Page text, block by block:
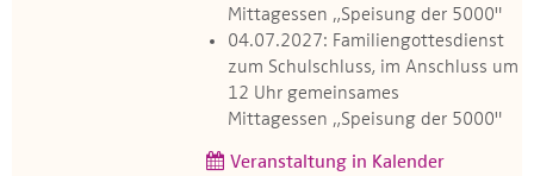
Mittagessen „Speisung der 5000"
04.07.2027: Familiengottesdienst
zum Schulschluss, im Anschluss um
12 Uhr gemeinsames
Mittagessen „Speisung der 5000"
Veranstaltung in Kalender